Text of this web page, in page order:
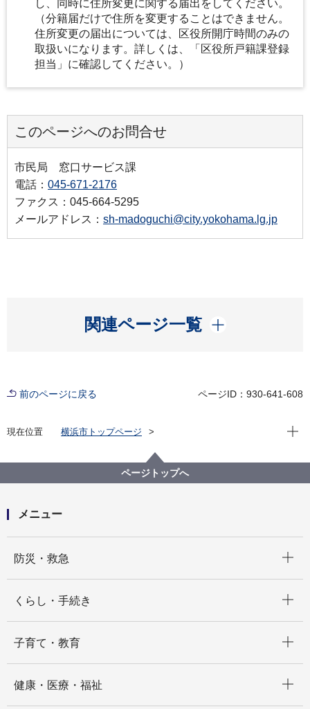
し、同時に住所変更に関する届出をしてください。
（分籍届だけで住所を変更することはできません。
住所変更の届出については、区役所開庁時間のみの
取扱いになります。詳しくは、「区役所戸籍課登録
担当」に確認してください。）
このページへのお問合せ
市民局 窓口サービス課
電話： 045-671-2176
ファクス：045-664-5295
メールアドレス： sh-madoguchi@city.yokohama.lg.jp
関連ページ一覧
開く
前のページに戻る ページID：930-641-608
現在位置
横浜市トップページ
市民局
現在の戸籍から分かれて自己の単独の戸籍をつくるこ
と（分籍届）はできますか。
現在
ページトップへ
メニュー
防災・救急
くらし・手続き
子育て・教育
健康・医療・福祉